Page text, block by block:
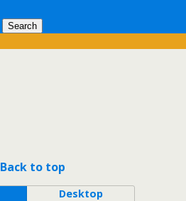
Back to top
Desktop